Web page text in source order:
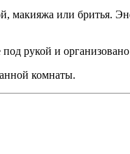
макияжа или бритья.
под рукой и
комнаты.